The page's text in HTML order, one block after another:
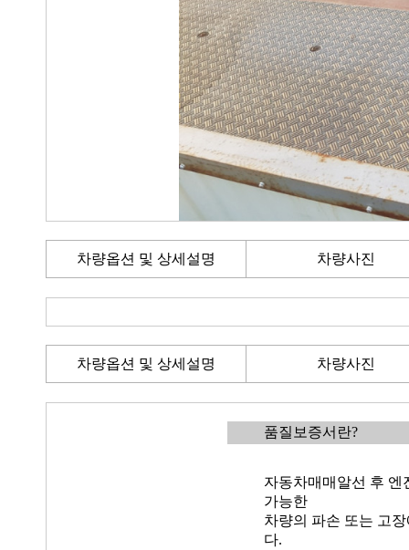
차량옵션 및 상세설명 차량사진
차량옵션 및 상세설명 차량사진
품질보증서란?
자동차매매알선 후 엔
가능한
차량의 파손 또는 고
다.